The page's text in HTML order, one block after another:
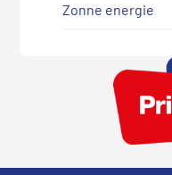
Zonne energie